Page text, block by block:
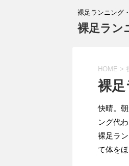
裸足ランニング
裸足ラン
HOME >
裸
快晴。
ング代
裸足ラ
て体を